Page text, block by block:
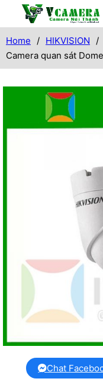
Home / HIKVISION
/
Camera quan sát
Chat